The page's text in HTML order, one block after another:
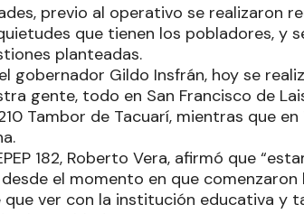
previo al operativo se realizaron
que tienen los pobladores, y
planteadas.
gobernador Gildo Insfrán, hoy se
gente, todo en San Francisco de
Tambor de Tacuarí, mientras que en
182, Roberto Vera, afirmó que
el momento en que
ver con la institución educativa y